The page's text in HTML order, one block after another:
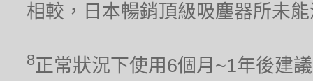
相較，日本暢銷頂級吸塵器所未
8正常狀況下使用6個月~1年後建